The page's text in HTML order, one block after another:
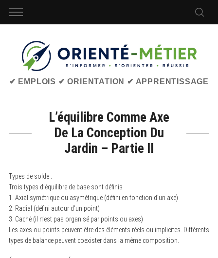
✔ EMPLOIS ✔ ORIENTATION ✔ APPRENTISSAGE
L’équilibre Comme Axe
De La Conception Du
Jardin – Partie II
Types de solde :
Trois types d’équilibre de base sont définis
1. Axial symétrique ou asymétrique (défini en fonction d’un axe)
2. Radial (défini autour d’un point)
3. Caché (il n’est pas organisé par points ou axes)
Les axes ou points peuvent être des éléments réels ou implicites. Différents
types de balance peuvent coexister dans la même composition.